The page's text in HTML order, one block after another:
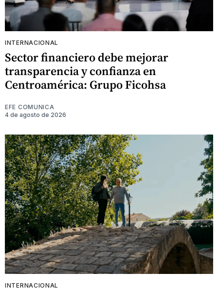
INTERNACIONAL
Sector financiero debe mejorar
transparencia y confianza en
Centroamérica: Grupo Ficohsa
EFE COMUNICA
4 de agosto de 2026
INTERNACIONAL